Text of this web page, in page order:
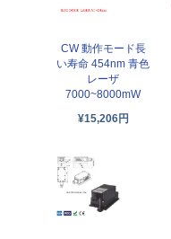
CW 動作モード長
い寿命 454nm 青色
レーザ
7000~8000mW
¥15,206円